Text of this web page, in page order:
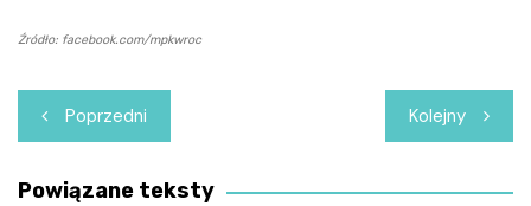
Źródło: facebook.com/mpkwroc
Nawigacja
wpisu
Poprzedni Kolejny
Powiązane teksty